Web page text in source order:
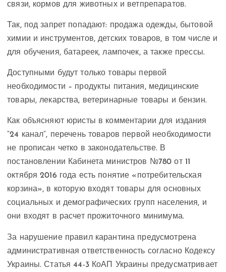
связи, кормов для животных и ветпрепаратов.
Так, под запрет попадают: продажа одежды, бытовой
химии и инструментов, детских товаров, в том числе и
для обучения, батареек, лампочек, а также прессы.
Доступными будут только товары первой
необходимости – продукты питания, медицинские
товары, лекарства, ветеринарные товары и бензин.
Как объясняют юристы в комментарии для издания
“24 канал”, перечень товаров первой необходимости
не прописан четко в законодательстве. В
постановлении Кабинета министров №780 от 11
октября 2016 года есть понятие «потребительская
корзина», в которую входят товары для основных
социальных и демографических групп населения, и
они входят в расчет прожиточного минимума.
За нарушение правил карантина предусмотрена
административная ответственность согласно Кодексу
Украины. Статья 44-3 КоАП Украины предусматривает